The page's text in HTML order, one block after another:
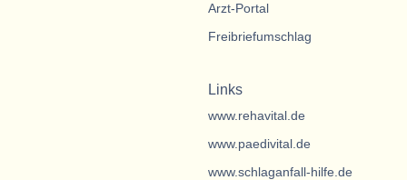
Arzt-Portal
Freibriefumschlag
Links
www.rehavital.de
www.paedivital.de
www.schlaganfall-hilfe.de